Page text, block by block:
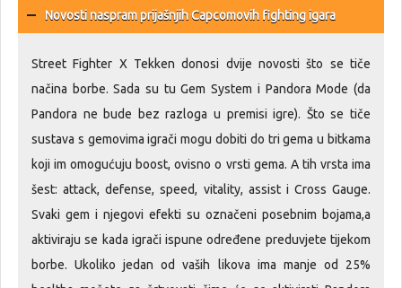
Novosti naspram prijašnjih Capcomovih fighting igara
Street Fighter X Tekken donosi dvije novosti što se tiče
načina borbe. Sada su tu Gem System i Pandora Mode (da
Pandora ne bude bez razloga u premisi igre). Što se tiče
sustava s gemovima igrači mogu dobiti do tri gema u bitkama
koji im omogućuju boost, ovisno o vrsti gema. A tih vrsta ima
šest: attack, defense, speed, vitality, assist i Cross Gauge.
Svaki gem i njegovi efekti su označeni posebnim bojama,a
aktiviraju se kada igrači ispune određene preduvjete tijekom
borbe. Ukoliko jedan od vaših likova ima manje od 25%